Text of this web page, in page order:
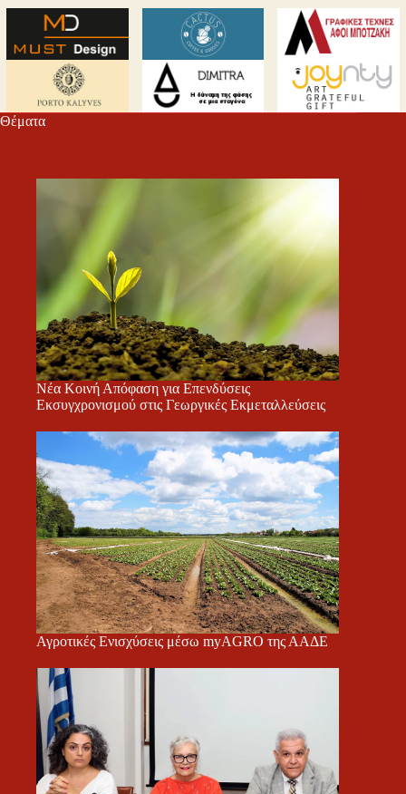
Θέματα
Νέα Κοινή Απόφαση για Επενδύσεις
Εκσυγχρονισμού στις Γεωργικές Εκμεταλλεύσεις
Αγροτικές Ενισχύσεις μέσω myAGRO της ΑΑΔΕ